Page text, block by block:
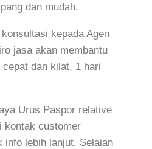
dan mudah.
kepada Agen
jasa akan membantu
cepat dan kilat, 1 hari
Urus Paspor relative
kontak customer
info lebih lanjut. Selaian